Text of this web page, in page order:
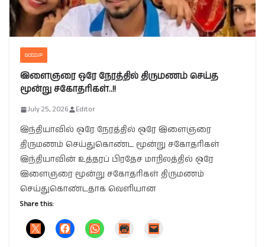
GOSSIP
இளைஞரை ஒரே நேரத்தில் திருமணம் செய்த
மூன்று சகோதரிகள்..!!
July 25, 2026 Editor
இந்தியாவில் ஒரே நேரத்தில் ஒரே இளைஞரை
திருமணம் செய்துகொண்ட மூன்று சகோதரிகள்
இந்தியாவின் உத்தரப் பிரதேச மாநிலத்தில் ஒரே
இளைஞரை மூன்று சகோதரிகள் திருமணம்
செய்துகொண்டதாக வெளியான
Share this: